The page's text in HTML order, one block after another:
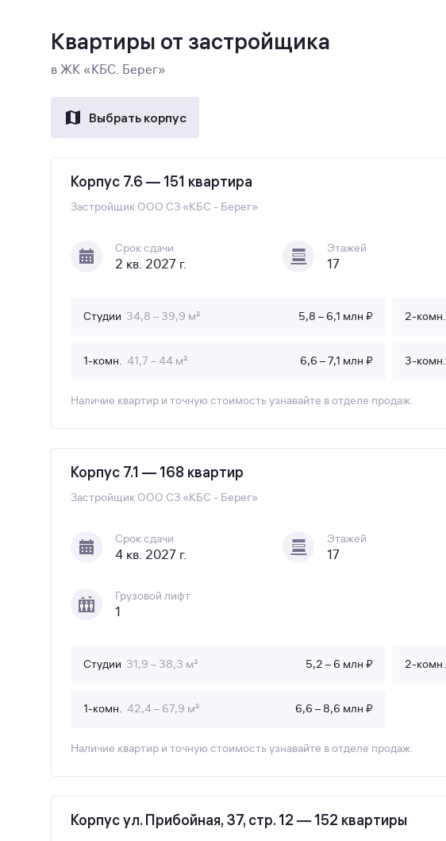
Квартиры от застройщика
в ЖК «КБС. Берег»
Выбрать корпус
Корпус 7.6 — 151 квартира
Застройщик ООО СЗ «КБС - Берег»
Срок сдачи
2 кв. 2027 г.
Этажей
17
Студии 34,8 – 39,9 м² 5,8 – 6,1 млн ₽ 2-комн.
1-комн. 41,7 – 44 м² 6,6 – 7,1 млн ₽ 3-комн.
Наличие квартир и точную стоимость узнавайте в отделе продаж.
Корпус 7.1 — 168 квартир
Застройщик ООО СЗ «КБС - Берег»
Срок сдачи
4 кв. 2027 г.
Этажей
17
Грузовой лифт
1
Студии 31,9 – 38,3 м² 5,2 – 6 млн ₽ 2-комн.
1-комн. 42,4 – 67,9 м² 6,6 – 8,6 млн ₽
Наличие квартир и точную стоимость узнавайте в отделе продаж.
Корпус ул. Прибойная, 37, стр. 12 — 152 квартиры